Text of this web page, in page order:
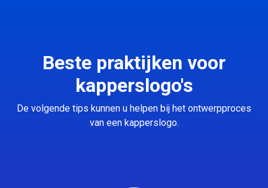
Beste praktijken voor
kapperslogo's
De volgende tips kunnen u helpen bij het ontwerpproces
van een kapperslogo.